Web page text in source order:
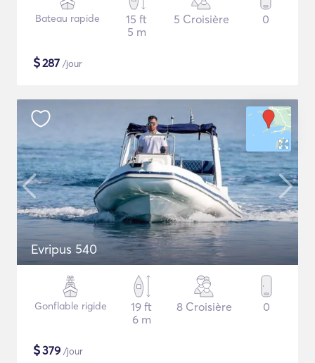
Bateau rapide
15 ft
5 m
5 Croisière 0
$287 /jour
Evripus 540
Gonflable rigide
19 ft
6 m
8 Croisière 0
$379 /jour